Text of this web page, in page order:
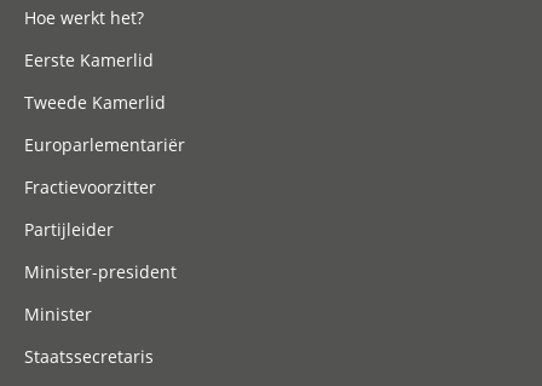
Hoe werkt het?
Eerste Kamerlid
Tweede Kamerlid
Europarlementariër
Fractievoorzitter
Partijleider
Minister-president
Minister
Staatssecretaris